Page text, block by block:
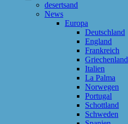
desertsand
News
Europa
Deutschland
England
Frankreich
Griechenland
Italien
La Palma
Norwegen
Portugal
Schottland
Schweden